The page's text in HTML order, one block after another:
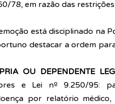
78, em razão das
está disciplinado na
destacar a ordem
OU DEPENDENTE
e Lei nº 9.250/95:
por relatório